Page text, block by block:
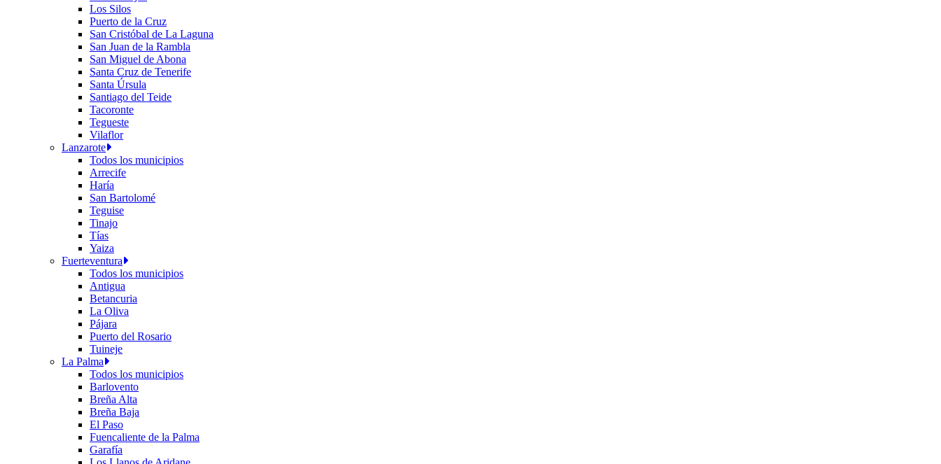
Los Silos
Puerto de la Cruz
San Cristóbal de La Laguna
San Juan de la Rambla
San Miguel de Abona
Santa Cruz de Tenerife
Santa Úrsula
Santiago del Teide
Tacoronte
Tegueste
Vilaflor
Lanzarote
Todos los municipios
Arrecife
Haría
San Bartolomé
Teguise
Tinajo
Tías
Yaiza
Fuerteventura
Todos los municipios
Antigua
Betancuria
La Oliva
Pájara
Puerto del Rosario
Tuineje
La Palma
Todos los municipios
Barlovento
Breña Alta
Breña Baja
El Paso
Fuencaliente de la Palma
Garafía